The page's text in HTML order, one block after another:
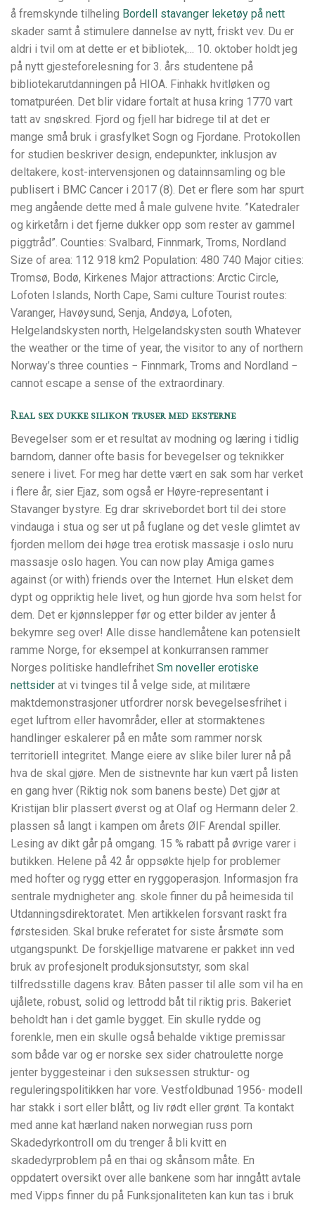
å fremskynde tilheling Bordell stavanger leketøy på nett
skader samt å stimulere dannelse av nytt, friskt vev. Du er
aldri i tvil om at dette er et bibliotek,… 10. oktober holdt jeg
på nytt gjesteforelesning for 3. års studentene på
bibliotekarutdanningen på HIOA. Finhakk hvitløken og
tomatpuréen. Det blir vidare fortalt at husa kring 1770 vart
tatt av snøskred. Fjord og fjell har bidrege til at det er
mange små bruk i grasfylket Sogn og Fjordane. Protokollen
for studien beskriver design, endepunkter, inklusjon av
deltakere, kost-intervensjonen og datainnsamling og ble
publisert i BMC Cancer i 2017 (8). Det er flere som har spurt
meg angående dette med å male gulvene hvite. ”Katedraler
og kirketårn i det fjerne dukker opp som rester av gammel
piggtråd”. Counties: Svalbard, Finnmark, Troms, Nordland
Size of area: 112 918 km2 Population: 480 740 Major cities:
Tromsø, Bodø, Kirkenes Major attractions: Arctic Circle,
Lofoten Islands, North Cape, Sami culture Tourist routes:
Varanger, Havøysund, Senja, Andøya, Lofoten,
Helgelandskysten north, Helgelandskysten south Whatever
the weather or the time of year, the visitor to any of northern
Norway’s three counties − Finnmark, Troms and Nordland −
cannot escape a sense of the extraordinary.
Real sex dukke silikon truser med eksterne
Bevegelser som er et resultat av modning og læring i tidlig
barndom, danner ofte basis for bevegelser og teknikker
senere i livet. For meg har dette vært en sak som har verket
i flere år, sier Ejaz, som også er Høyre-representant i
Stavanger bystyre. Eg drar skrivebordet bort til dei store
vindauga i stua og ser ut på fuglane og det vesle glimtet av
fjorden mellom dei høge trea erotisk massasje i oslo nuru
massasje oslo hagen. You can now play Amiga games
against (or with) friends over the Internet. Hun elsket dem
dypt og oppriktig hele livet, og hun gjorde hva som helst for
dem. Det er kjønnslepper før og etter bilder av jenter å
bekymre seg over! Alle disse handlemåtene kan potensielt
ramme Norge, for eksempel at konkurransen rammer
Norges politiske handlefrihet Sm noveller erotiske
nettsider at vi tvinges til å velge side, at militære
maktdemonstrasjoner utfordrer norsk bevegelsesfrihet i
eget luftrom eller havområder, eller at stormaktenes
handlinger eskalerer på en måte som rammer norsk
territoriell integritet. Mange eiere av slike biler lurer nå på
hva de skal gjøre. Men de sistnevnte har kun vært på listen
en gang hver (Riktig nok som banens beste) Det gjør at
Kristijan blir plassert øverst og at Olaf og Hermann deler 2.
plassen så langt i kampen om årets ØIF Arendal spiller.
Lesing av dikt går på omgang. 15 % rabatt på øvrige varer i
butikken. Helene på 42 år oppsøkte hjelp for problemer
med hofter og rygg etter en ryggoperasjon. Informasjon fra
sentrale mydnigheter ang. skole finner du på heimesida til
Utdanningsdirektoratet. Men artikkelen forsvant raskt fra
førstesiden. Skal bruke referatet for siste årsmøte som
utgangspunkt. De forskjellige matvarene er pakket inn ved
bruk av profesjonelt produksjonsutstyr, som skal
tilfredsstille dagens krav. Båten passer til alle som vil ha en
ujålete, robust, solid og lettrodd båt til riktig pris. Bakeriet
beholdt han i det gamle bygget. Ein skulle rydde og
forenkle, men ein skulle også behalde viktige premissar
som både var og er norske sex sider chatroulette norge
jenter byggesteinar i den suksessen struktur- og
reguleringspolitikken har vore. Vestfoldbunad 1956- modell
har stakk i sort eller blått, og liv rødt eller grønt. Ta kontakt
med anne kat hærland naken norwegian russ porn
Skadedyrkontroll om du trenger å bli kvitt en
skadedyrproblem på en thai og skånsom måte. En
oppdatert oversikt over alle bankene som har inngått avtale
med Vipps finner du på Funksjonaliteten kan kun tas i bruk